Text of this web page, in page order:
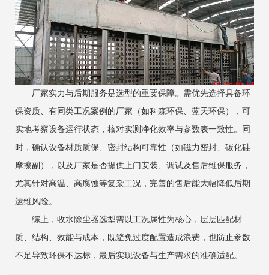
厂家实力与后期服务是选型的重要保障。需优先选择具备环
保资质、有同类工况案例的厂家（如科森环保、蓝天环保），可
实地考察设备运行状态，核对实测净化效率与参数表一致性。同
时，确认设备材质质保、密封结构可靠性（如磁力密封、碳化硅
摩擦副），以及厂家是否提供上门安装、调试及售后维保服务，
尤其针对高温、高腐蚀等复杂工况，完善的售后能大幅降低后期
运维风险。
综上，收水除尘器选型需以工况属性为核心，层层匹配材
质、结构、效能与成本，既避免过度配置造成浪费，也防止参数
不足导致环保不达标，最后实现设备与生产需求的准确适配。